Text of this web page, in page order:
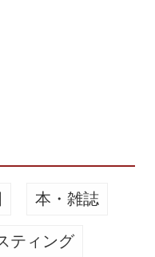
本・雑誌
ティング